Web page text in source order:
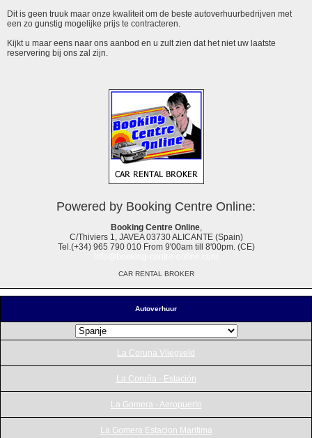
Autoverhuur
La Coruna Vliegveld
La Coruña - Estación
La Gomera - Aeropuerto
La Gomera Estacion Maritima
Dit is geen truuk maar onze kwaliteit om de beste autoverhuurbedrijven met
een zo gunstig mogelijke prijs te contracteren.
Kijkt u maar eens naar ons aanbod en u zult zien dat het niet uw laatste
reservering bij ons zal zijn.
Powered by Booking Centre Online:
Booking Centre Online,
C/Thiviers 1, JAVEA 03730 ALICANTE (Spain)
Tel.(+34) 965 790 010 From 9'00am till 8'00pm. (CE)
CAR RENTAL BROKER